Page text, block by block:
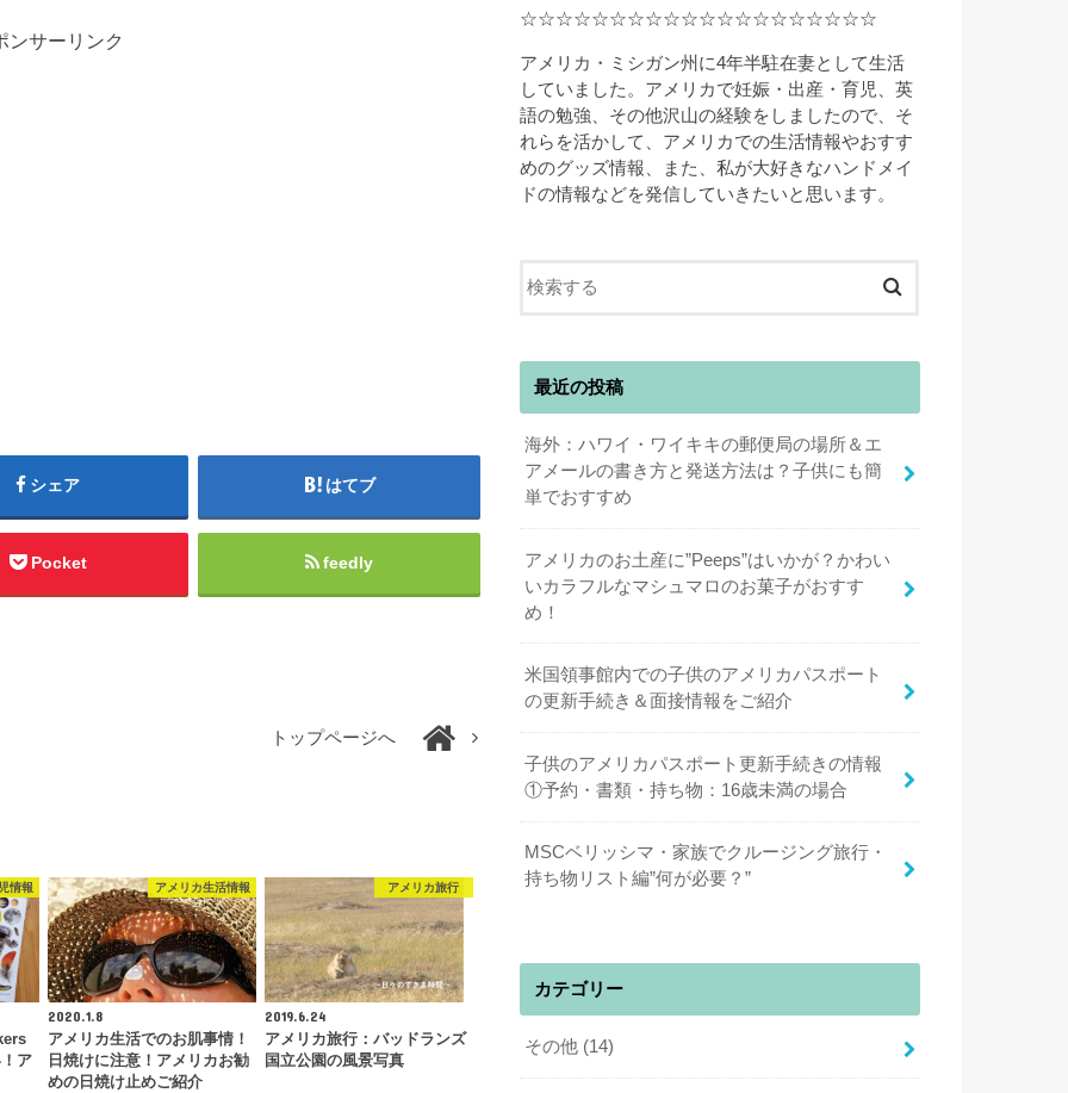
ンサーリンク
シェア はてブ
Pocket feedly
トップページへ
情報
ア
アメリカ生活情報
2020.1.8
アメリカ生活でのお肌事情！
日焼けに注意！アメリカお勧
めの日焼け止めご紹介
アメリカ旅行
2019.6.24
アメリカ旅行：バッドランズ
国立公園の風景写真
☆☆☆☆☆☆☆☆☆☆☆☆☆☆☆☆☆☆☆☆
アメリカ・ミシガン州に4年半駐在妻として生活
していました。アメリカで妊娠・出産・育児、英
語の勉強、その他沢山の経験をしましたので、そ
れらを活かして、アメリカでの生活情報やおすす
めのグッズ情報、また、私が大好きなハンドメイ
ドの情報などを発信していきたいと思います。
最近の投稿
海外：ハワイ・ワイキキの郵便局の場所＆エ
アメールの書き方と発送方法は？子供にも簡
単でおすすめ
アメリカのお土産に”Peeps”はいかが？かわい
いカラフルなマシュマロのお菓子がおすす
め！
米国領事館内での子供のアメリカパスポート
の更新手続き＆面接情報をご紹介
子供のアメリカパスポート更新手続きの情報
①予約・書類・持ち物：16歳未満の場合
MSCベリッシマ・家族でクルージング旅行・
持ち物リスト編”何が必要？”
カテゴリー
その他 (14)